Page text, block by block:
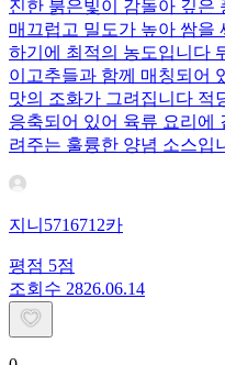
진한 붉은빛이 감돌아 깊은
매끄럽고 밀도가 높아 쌈을
하기에 최적의 농도입니다
이고추들과 함께 매칭되어
맛의 조화가 그려집니다 적
응축되어 있어 육류 요리에
려주는 훌륭한 양념 소스입
지니5716712카
평점 5점
조회수 2826.06.14